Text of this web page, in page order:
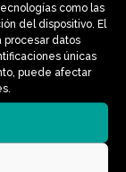
como las
del dispositivo. El
procesar datos
únicas
puede afectar
tienda